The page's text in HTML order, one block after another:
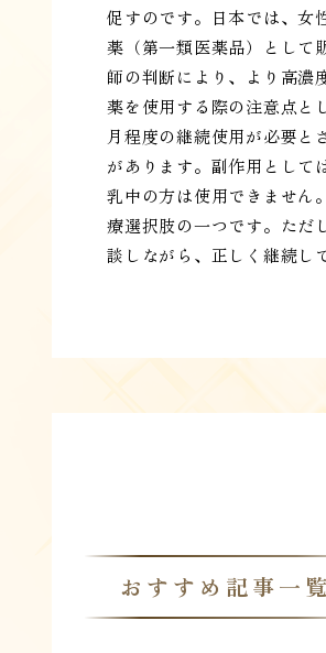
促すのです。日本では、女
薬（第一類医薬品）として
師の判断により、より高濃
薬を使用する際の注意点と
月程度の継続使用が必要と
があります。副作用として
乳中の方は使用できません
療選択肢の一つです。ただ
談しながら、正しく継続し
おすすめ記事一覧